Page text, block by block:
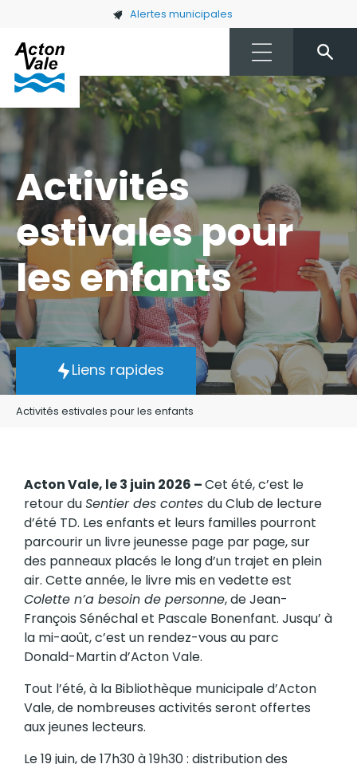
Skip to main content Alertes municipales
Activités
estivales pour
les enfants
Liens rapides
Activités estivales pour les enfants
Acton Vale, le 3 juin 2026 –Cet été, c’est le
retour duSentier des contes du Club de lecture
d’été TD. Les enfants et leurs familles pourront
parcourir un livre jeunesse page par page, sur
des panneaux placés le long d’un trajet en plein
air. Cette année, le livre mis en vedette est
Colette n’a besoin de personne, de Jean-
François Sénéchal et Pascale Bonenfant. Jusqu’ à
la mi-août, c’est un rendez-vous au parc
Donald-Martin d’Acton Vale.
Tout l’été, à la Bibliothèque municipale d’Acton
Vale, de nombreuses activités seront offertes
aux jeunes lecteurs.
Le 19 juin, de 17h30 à 19h30 : distribution des